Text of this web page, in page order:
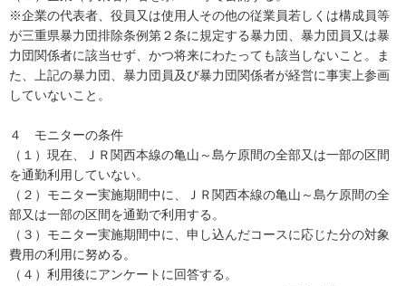
※企業の代表者、役員又は使用人その他の従業員若しくは構成員等
が三重県暴力団排除条例第２条に規定する暴力団、暴力団員又は暴
力団関係者に該当せず、かつ将来にわたっても該当しないこと。ま
た、上記の暴力団、暴力団員及び暴力団関係者が経営に事実上参画
していないこと。
４ モニターの条件
（１）現在、ＪＲ関西本線の亀山～島ケ原間の全部又は一部の区間
を通勤利用していない。
（２）モニター実施期間中に、ＪＲ関西本線の亀山～島ケ原間の全
部又は一部の区間を通勤で利用する。
（３）モニター実施期間中に、申し込んだコースに応じた分の対象
費用の利用に努める。
（４）利用後にアンケートに回答する。